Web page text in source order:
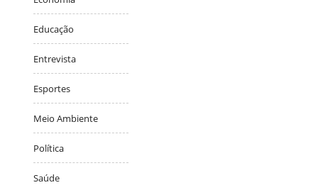
Educação
Entrevista
Esportes
Meio Ambiente
Política
Saúde